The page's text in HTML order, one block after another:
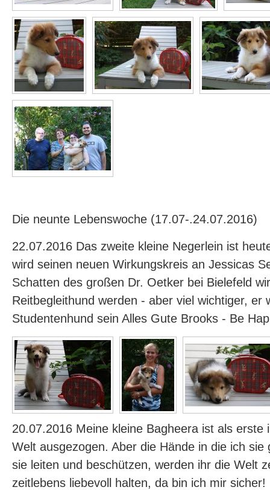
Die neunte Lebenswoche (17.07-.24.07.2016)
22.07.2016 Das zweite kleine Negerlein ist
wird seinen neuen Wirkungskreis an Jessicas
Schatten des großen Dr. Oetker bei Bielefeld
Reitbegleithund werden - aber viel wichtiger, er
Studentenhund sein Alles Gute Brooks - Be
20.07.2016 Meine kleine Bagheera ist als erste
Welt ausgezogen. Aber die Hände in die ich sie
sie leiten und beschützen, werden ihr die Welt
zeitlebens liebevoll halten, da bin ich mir